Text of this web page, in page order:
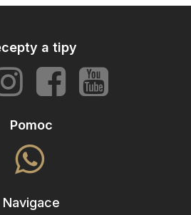
a tipy
Pomoc
Navigace